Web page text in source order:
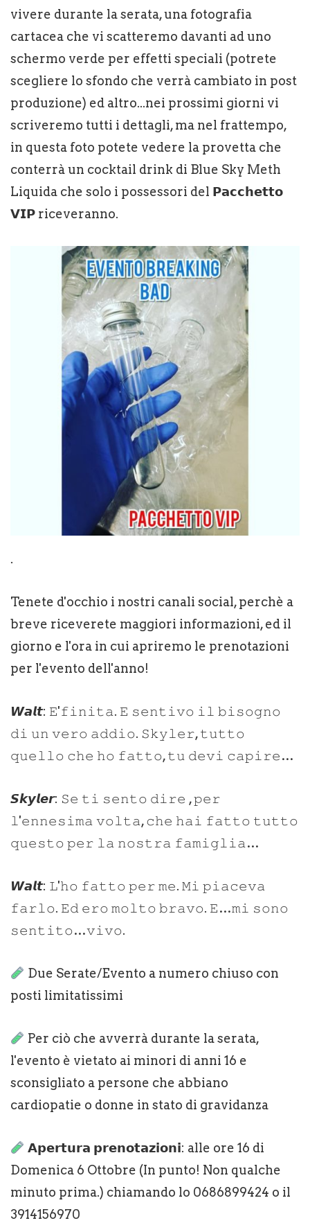
vivere durante la serata, una fotografia
cartacea che vi scatteremo davanti ad uno
schermo verde per effetti speciali (potrete
scegliere lo sfondo che verrà cambiato in post
produzione) ed altro...nei prossimi giorni vi
scriveremo tutti i dettagli, ma nel frattempo,
in questa foto potete vedere la provetta che
conterrà un cocktail drink di Blue Sky Meth
Liquida che solo i possessori del 𝗣𝗮𝗰𝗰𝗵𝗲𝘁𝘁𝗼
𝗩𝗜𝗣 riceveranno.
.
Tenete d'occhio i nostri canali social, perchè a
breve riceverete maggiori informazioni, ed il
giorno e l'ora in cui apriremo le prenotazioni
per l'evento dell'anno!
𝙒𝙖𝙡𝙩: 𝙴'𝚏𝚒𝚗𝚒𝚝𝚊. 𝙴 𝚜𝚎𝚗𝚝𝚒𝚟𝚘 𝚒𝚕 𝚋𝚒𝚜𝚘𝚐𝚗𝚘
𝚍𝚒 𝚞𝚗 𝚟𝚎𝚛𝚘 𝚊𝚍𝚍𝚒𝚘. 𝚂𝚔𝚢𝚕𝚎𝚛, 𝚝𝚞𝚝𝚝𝚘
𝚚𝚞𝚎𝚕𝚕𝚘 𝚌𝚑𝚎 𝚑𝚘 𝚏𝚊𝚝𝚝𝚘, 𝚝𝚞 𝚍𝚎𝚟𝚒 𝚌𝚊𝚙𝚒𝚛𝚎…
𝙎𝙠𝙮𝙡𝙚𝙧: 𝚂𝚎 𝚝𝚒 𝚜𝚎𝚗𝚝𝚘 𝚍𝚒𝚛𝚎 , 𝚙𝚎𝚛
𝚕'𝚎𝚗𝚗𝚎𝚜𝚒𝚖𝚊 𝚟𝚘𝚕𝚝𝚊, 𝚌𝚑𝚎 𝚑𝚊𝚒 𝚏𝚊𝚝𝚝𝚘 𝚝𝚞𝚝𝚝𝚘
𝚚𝚞𝚎𝚜𝚝𝚘 𝚙𝚎𝚛 𝚕𝚊 𝚗𝚘𝚜𝚝𝚛𝚊 𝚏𝚊𝚖𝚒𝚐𝚕𝚒𝚊…
𝙒𝙖𝙡𝙩: 𝙻'𝚑𝚘 𝚏𝚊𝚝𝚝𝚘 𝚙𝚎𝚛 𝚖𝚎. 𝙼𝚒 𝚙𝚒𝚊𝚌𝚎𝚟𝚊
𝚏𝚊𝚛𝚕𝚘. 𝙴𝚍 𝚎𝚛𝚘 𝚖𝚘𝚕𝚝𝚘 𝚋𝚛𝚊𝚟𝚘. 𝙴…𝚖𝚒 𝚜𝚘𝚗𝚘
𝚜𝚎𝚗𝚝𝚒𝚝𝚘…𝚟𝚒𝚟𝚘.
Due Serate/Evento a numero chiuso con
posti limitatissimi
Per ciò che avverrà durante la serata,
l'evento è vietato ai minori di anni 16 e
sconsigliato a persone che abbiano
cardiopatie o donne in stato di gravidanza
𝗔𝗽𝗲𝗿𝘁𝘂𝗿𝗮 𝗽𝗿𝗲𝗻𝗼𝘁𝗮𝘇𝗶𝗼𝗻𝗶: alle ore 16 di
Domenica 6 Ottobre (In punto! Non qualche
minuto prima.) chiamando lo 0686899424 o il
3914156970